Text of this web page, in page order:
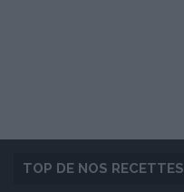
TOP DE NOS RECETTES